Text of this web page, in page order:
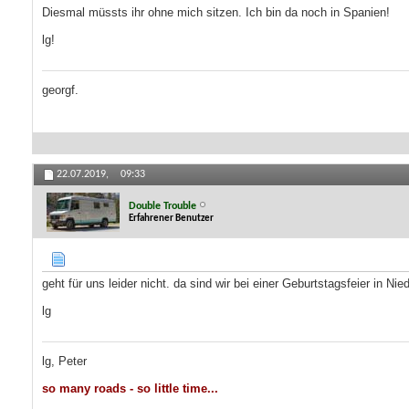
Diesmal müssts ihr ohne mich sitzen. Ich bin da noch in Spanien!
lg!
georgf.
22.07.2019, 09:33
Double Trouble
Erfahrener Benutzer
geht für uns leider nicht. da sind wir bei einer Geburtstagsfeier in
lg
lg, Peter
so many roads - so little time...